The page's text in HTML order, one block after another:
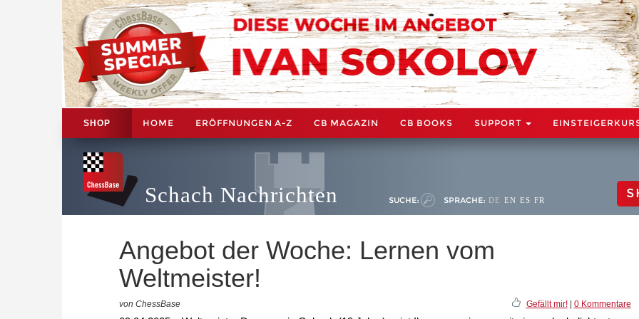
SHOP HOME ERÖFFNUNGEN A-Z CB MAGAZIN CB BOOKS SUPPORT
Schach Nachrichten SUCHE: SPRACHE: DE EN ES FR
Angebot der Woche: Lernen vom
Weltmeister!
von ChessBase Gefällt mir!| 0 Kommentare